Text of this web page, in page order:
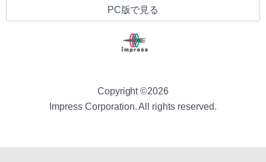
PC版で見る
Copyright ©2026
Impress Corporation. All rights reserved.